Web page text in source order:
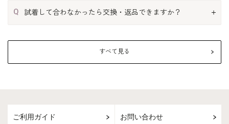
Q 試着して合わなかったら交換・返品できますか？
すべて見る
ご利用ガイド お問い合わせ